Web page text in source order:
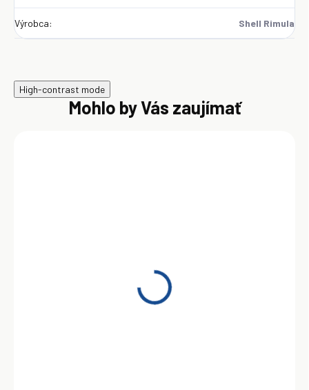
Výrobca: Shell Rimula
High-contrast mode
Mohlo by Vás zaujímať
Shell Spirax S6 GXME